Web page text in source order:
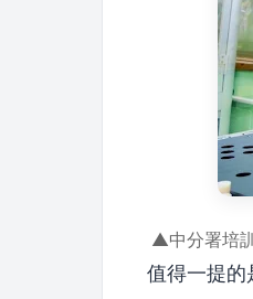
▲中分署培
值得一提的